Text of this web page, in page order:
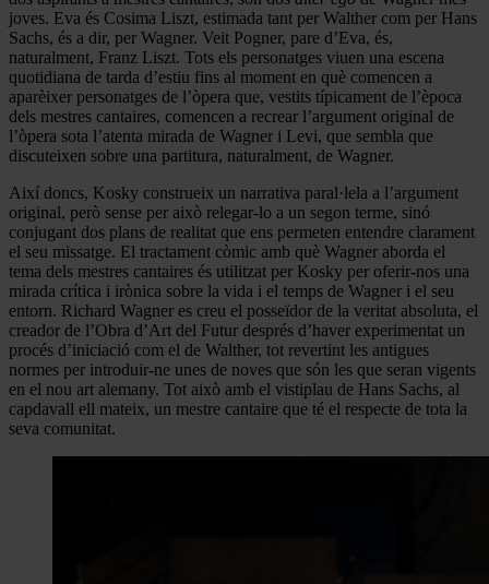
joves. Eva és Cosima Liszt, estimada tant per Walther com per Hans
Sachs, és a dir, per Wagner. Veit Pogner, pare d’Eva, és,
naturalment, Franz Liszt. Tots els personatges viuen una escena
quotidiana de tarda d’estiu fins al moment en què comencen a
aparèixer personatges de l’òpera que, vestits típicament de l’època
dels mestres cantaires, comencen a recrear l’argument original de
l’òpera sota l’atenta mirada de Wagner i Levi, que sembla que
discuteixen sobre una partitura, naturalment, de Wagner.
Així doncs, Kosky construeix un narrativa paral·lela a l’argument
original, però sense per això relegar-lo a un segon terme, sinó
conjugant dos plans de realitat que ens permeten entendre clarament
el seu missatge. El tractament còmic amb què Wagner aborda el
tema dels mestres cantaires és utilitzat per Kosky per oferir-nos una
mirada crítica i irònica sobre la vida i el temps de Wagner i el seu
entorn. Richard Wagner es creu el posseïdor de la veritat absoluta, el
creador de l’Obra d’Art del Futur després d’haver experimentat un
procés d’iniciació com el de Walther, tot revertint les antigues
normes per introduir-ne unes de noves que són les que seran vigents
en el nou art alemany. Tot això amb el vistiplau de Hans Sachs, al
capdavall ell mateix, un mestre cantaire que té el respecte de tota la
seva comunitat.